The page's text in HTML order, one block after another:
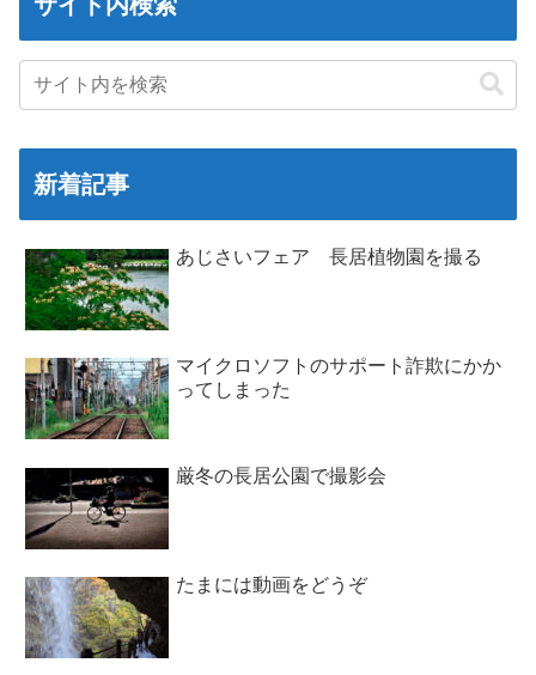
新着記事
あじさいフェア 長居植物園を撮る
マイクロソフトのサポート詐欺にかか
ってしまった
厳冬の長居公園で撮影会
たまには動画をどうぞ